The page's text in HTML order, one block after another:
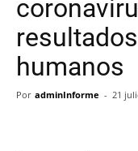
humanos
Por adminInforme - 21